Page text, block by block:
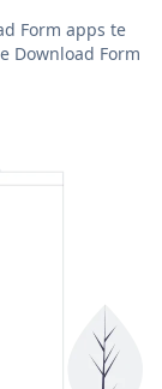
Form apps te
Download Form